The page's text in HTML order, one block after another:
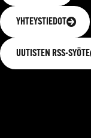
YHTEYSTIEDOT
UUTISTEN RSS-SYÖTE